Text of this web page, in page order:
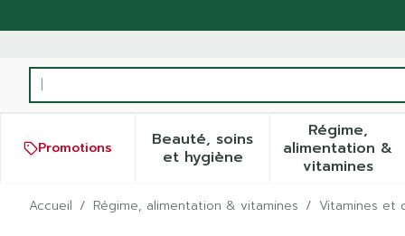
Rechercher
Promotions
Beauté, soins
et hygièneAfficher le sous-menu
Régime,
alimentation &
vitamines
Afficher
Accueil / Régime, alimentation & vitamines / Vitamines et